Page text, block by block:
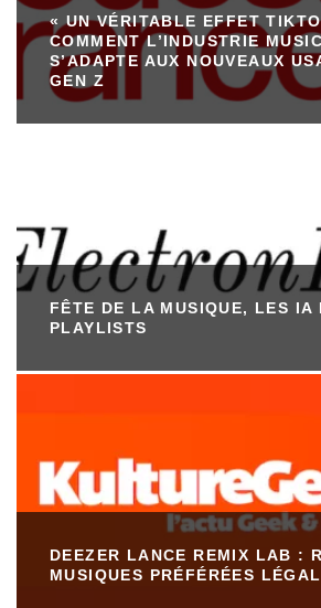
« UN VÉRITABLE EFFET
COMMENT L’INDUSTRIE
S’ADAPTE AUX NOUVEAUX
GEN Z
FÊTE DE LA MUSIQUE, LES IA
PLAYLISTS
DEEZER LANCE REMIX LAB :
MUSIQUES PRÉFÉRÉES